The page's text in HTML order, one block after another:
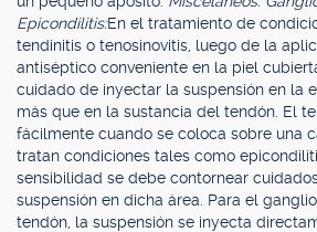
Epicondilitis:En el tratamiento de
tendinitis o tenosinovitis, luego de la
antiséptico conveniente en la piel
cuidado de inyectar la suspensión en la
más que en la sustancia del tendón. El
fácilmente cuando se coloca sobre una
tratan condiciones tales como
sensibilidad se debe contornear
suspensión en dicha área. Para el
tendón, la suspensión se inyecta